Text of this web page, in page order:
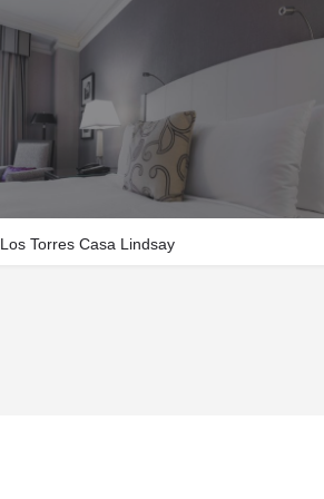
Los Torres Casa Lindsay